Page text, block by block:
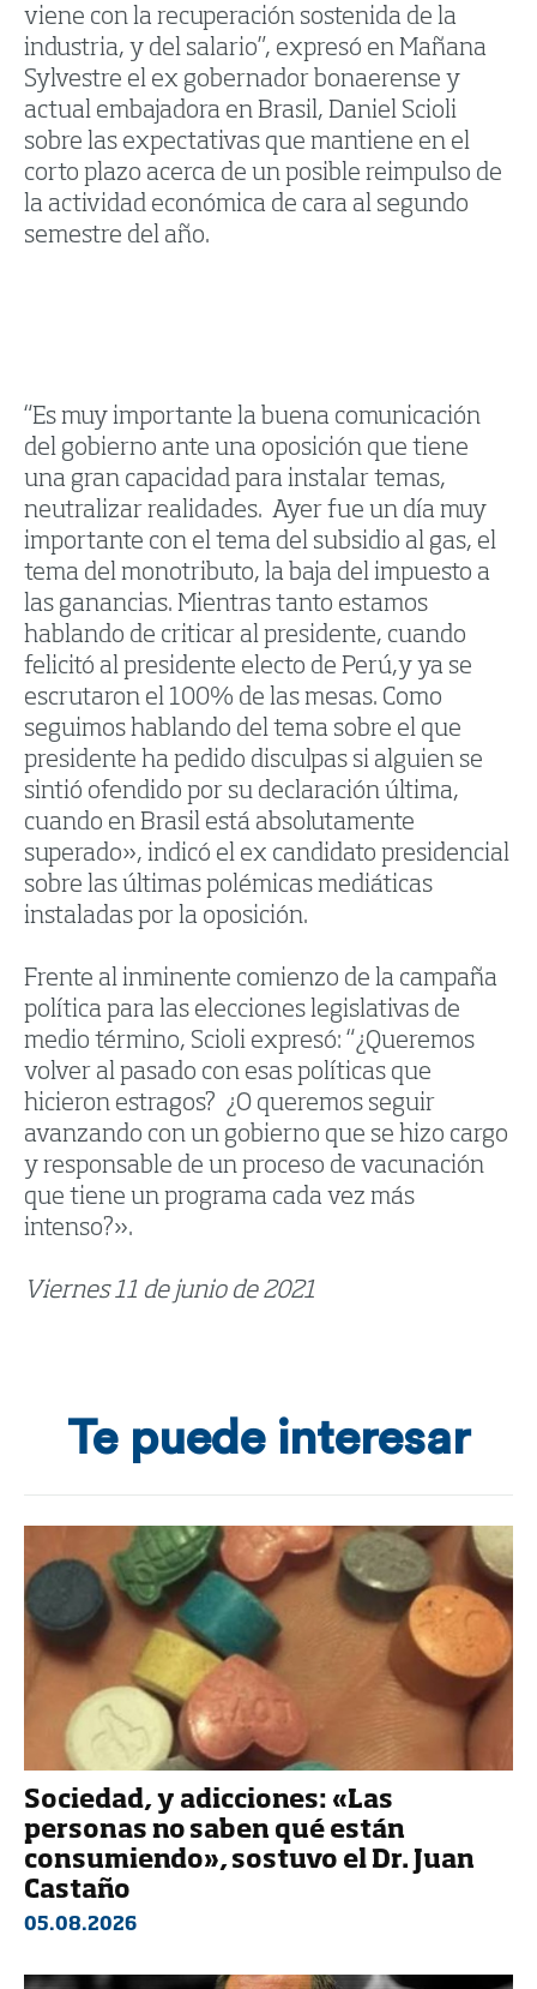
viene con la recuperación sostenida de la
industria, y del salario”, expresó en Mañana
Sylvestre el ex gobernador bonaerense y
actual embajadora en Brasil, Daniel Scioli
sobre las expectativas que mantiene en el
corto plazo acerca de un posible reimpulso de
la actividad económica de cara al segundo
semestre del año.
“Es muy importante la buena comunicación
del gobierno ante una oposición que tiene
una gran capacidad para instalar temas,
neutralizar realidades. Ayer fue un día muy
importante con el tema del subsidio al gas, el
tema del monotributo, la baja del impuesto a
las ganancias. Mientras tanto estamos
hablando de criticar al presidente, cuando
felicitó al presidente electo de Perú,y ya se
escrutaron el 100% de las mesas. Como
seguimos hablando del tema sobre el que
presidente ha pedido disculpas si alguien se
sintió ofendido por su declaración última,
cuando en Brasil está absolutamente
superado», indicó el ex candidato presidencial
sobre las últimas polémicas mediáticas
instaladas por la oposición.
Frente al inminente comienzo de la campaña
política para las elecciones legislativas de
medio término, Scioli expresó: “¿Queremos
volver al pasado con esas políticas que
hicieron estragos? ¿O queremos seguir
avanzando con un gobierno que se hizo cargo
y responsable de un proceso de vacunación
que tiene un programa cada vez más
intenso?».
Viernes 11 de junio de 2021
Te puede interesar
Sociedad, y adicciones: «Las
personas no saben qué están
consumiendo», sostuvo el Dr. Juan
Castaño
05.08.2026